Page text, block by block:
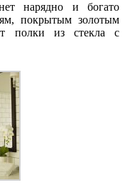
нарядно и богато
покрытым золотым
полки из стекла с